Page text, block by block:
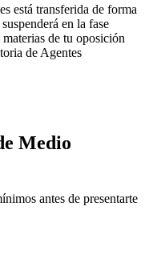
está transferida de forma
en la fase
de tu oposición
deAgentes
Medio
antes de presentarte